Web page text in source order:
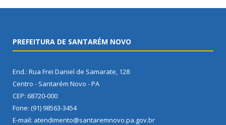
PREFEITURA DE SANTARÉM NOVO
End.: Rua Frei Daniel de Samarate, 128
Centro - Santarém Novo - PA
CEP: 68720-000
Fone: (91) 98563-3454
E-mail: atendimento@santaremnovo.pa.gov.br